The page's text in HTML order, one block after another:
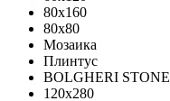
80x160
80x80
Мозаика
Плинтус
BOLGHERI STONE
120x280